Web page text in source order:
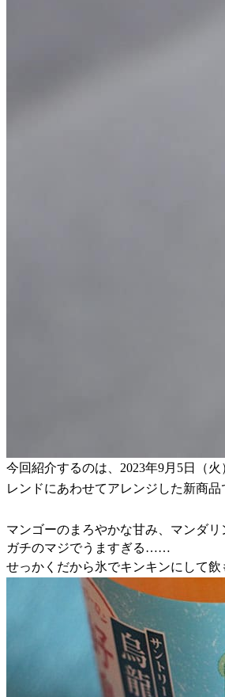
今回紹介するのは、2023年9月5日（
レンドにあわせてアレンジした新商品
マンゴーのまろやかな甘み、マンダ
ガチのマジでうますぎる……
せっかくだから氷でキンキンにして